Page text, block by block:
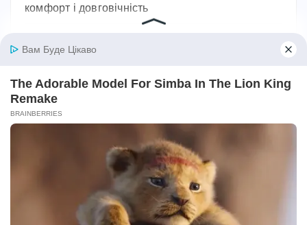
комфорт і довговічність
Що таке фріланс у 2026 році: свобода,
Коли закон набирає чинності в Україні
Скільки районів в Україні: повна картина
сучасного поділу
Мінімалка в Україні 2026: скільки платять, як
змінювалася і на що впливає